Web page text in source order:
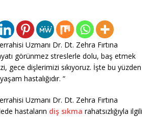
Uzmanı Dr. Dt. Zehra Fırtına
görünmez streslerle dolu, baş etmek
gece dişlerimizi sıkıyoruz. İşte bu yüzden
hastalığıdır. “
Uzmanı Dr. Dt. Zehra Fırtına
hastaların diş sıkma rahatsızlığıyla ilgili